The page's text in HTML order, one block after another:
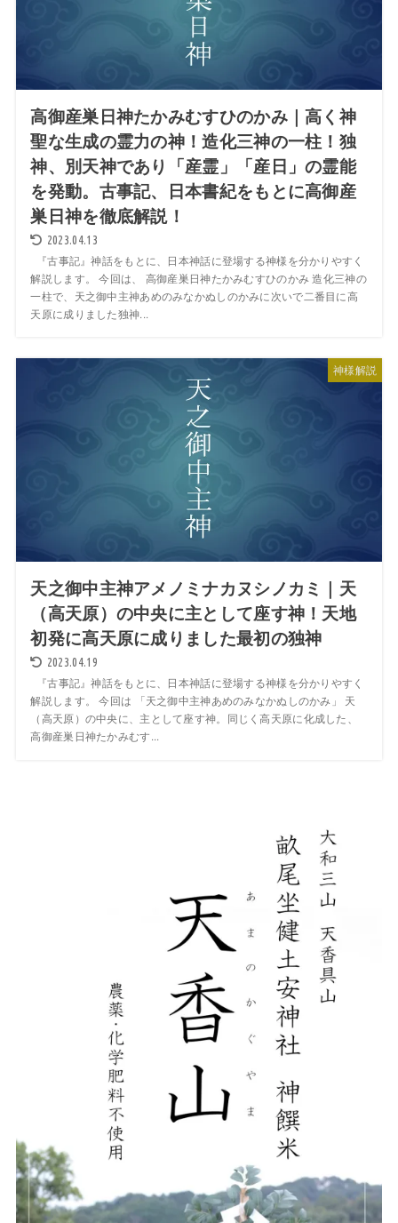
高御産巣日神たかみむすひのかみ｜高く神
聖な生成の霊力の神！造化三神の一柱！独
神、別天神であり「産霊」「産日」の霊能
を発動。古事記、日本書紀をもとに高御産
巣日神を徹底解説！
2023.04.13
『古事記』神話をもとに、日本神話に登場する神様を分かりやすく
解説します。 今回は、 高御産巣日神たかみむすひのかみ 造化三神の
一柱で、天之御中主神あめのみなかぬしのかみに次いで二番目に高
天原に成りました独神...
神様解説
天之御中主神アメノミナカヌシノカミ｜天
（高天原）の中央に主として座す神！天地
初発に高天原に成りました最初の独神
2023.04.19
『古事記』神話をもとに、日本神話に登場する神様を分かりやすく
解説します。 今回は 「天之御中主神あめのみなかぬしのかみ」 天
（高天原）の中央に、主として座す神。同じく高天原に化成した、
高御産巣日神たかみむす...